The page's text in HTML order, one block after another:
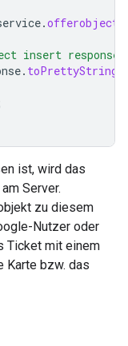
.offerobject
insert response"
. toPrettyString
ist, wird das
Server.
zu diesem
Nutzer oder
Ticket mit einem
Karte bzw. das